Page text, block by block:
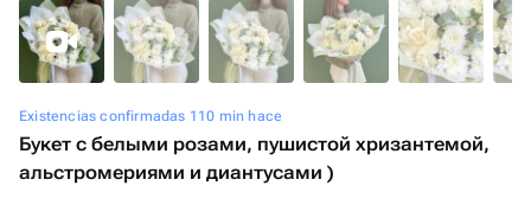
Existencias confirmadas 110 min hace
Букет с белыми розами, пушистой хризантемой,
альстромериями и диантусами )